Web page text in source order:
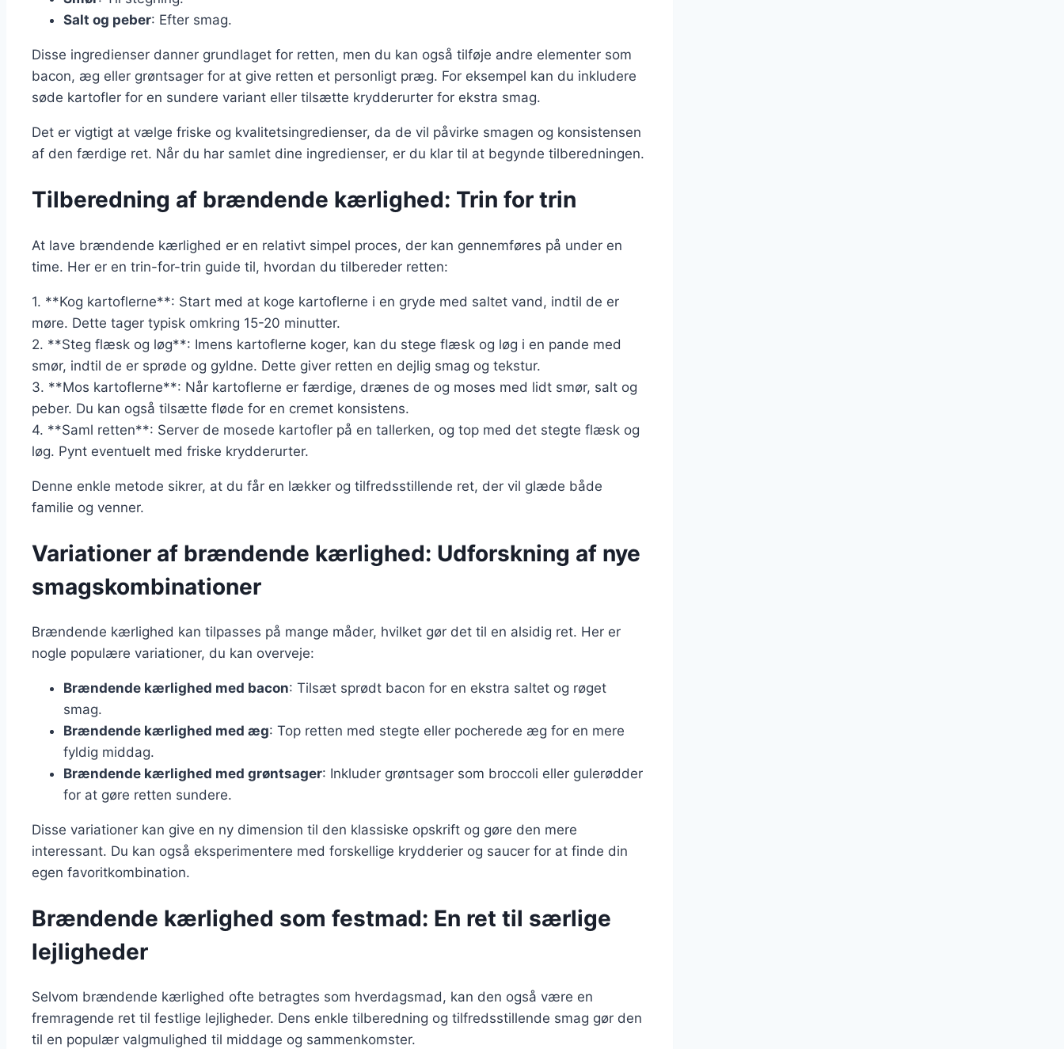
Salt og peber: Efter smag.
Disse ingredienser danner grundlaget for retten, men du kan også tilføje andre elementer som
bacon, æg eller grøntsager for at give retten et personligt præg. For eksempel kan du inkludere
søde kartofler for en sundere variant eller tilsætte krydderurter for ekstra smag.
Det er vigtigt at vælge friske og kvalitetsingredienser, da de vil påvirke smagen og konsistensen
af den færdige ret. Når du har samlet dine ingredienser, er du klar til at begynde tilberedningen.
Tilberedning af brændende kærlighed: Trin for trin
At lave brændende kærlighed er en relativt simpel proces, der kan gennemføres på under en
time. Her er en trin-for-trin guide til, hvordan du tilbereder retten:
1. **Kog kartoflerne**: Start med at koge kartoflerne i en gryde med saltet vand, indtil de er
møre. Dette tager typisk omkring 15-20 minutter.
2. **Steg flæsk og løg**: Imens kartoflerne koger, kan du stege flæsk og løg i en pande med
smør, indtil de er sprøde og gyldne. Dette giver retten en dejlig smag og tekstur.
3. **Mos kartoflerne**: Når kartoflerne er færdige, drænes de og moses med lidt smør, salt og
peber. Du kan også tilsætte fløde for en cremet konsistens.
4. **Saml retten**: Server de mosede kartofler på en tallerken, og top med det stegte flæsk og
løg. Pynt eventuelt med friske krydderurter.
Denne enkle metode sikrer, at du får en lækker og tilfredsstillende ret, der vil glæde både
familie og venner.
Variationer af brændende kærlighed: Udforskning af nye
smagskombinationer
Brændende kærlighed kan tilpasses på mange måder, hvilket gør det til en alsidig ret. Her er
nogle populære variationer, du kan overveje:
Brændende kærlighed med bacon: Tilsæt sprødt bacon for en ekstra saltet og røget
smag.
Brændende kærlighed med æg: Top retten med stegte eller pocherede æg for en mere
fyldig middag.
Brændende kærlighed med grøntsager: Inkluder grøntsager som broccoli eller gulerødder
for at gøre retten sundere.
Disse variationer kan give en ny dimension til den klassiske opskrift og gøre den mere
interessant. Du kan også eksperimentere med forskellige krydderier og saucer for at finde din
egen favoritkombination.
Brændende kærlighed som festmad: En ret til særlige
lejligheder
Selvom brændende kærlighed ofte betragtes som hverdagsmad, kan den også være en
fremragende ret til festlige lejligheder. Dens enkle tilberedning og tilfredsstillende smag gør den
til en populær valgmulighed til middage og sammenkomster.